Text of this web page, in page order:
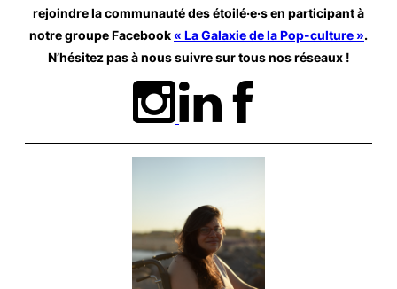
rejoindre la communauté des étoilé·e·s en participant à
notre groupe Facebook « La Galaxie de la Pop-culture ».
N’hésitez pas à nous suivre sur tous nos réseaux!